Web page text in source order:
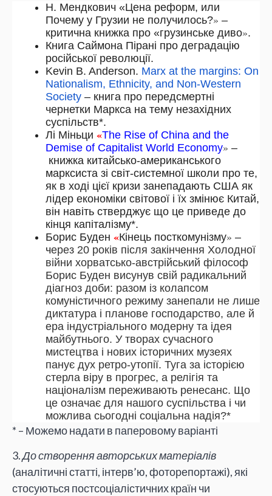
Н. Мендкович «Цена реформ, или
Почему у Грузии не получилось?» –
критична книжка про «грузинське диво».
Книга Саймона Пірані про деградацію
російської революції.
Kevin B. Anderson. Marx at the margins: On
Nationalism, Ethnicity, and Non-Western
Society – книга про передсмертні
чернетки Маркса на тему незахідних
суспільств*.
Лі Міньци «The Rise of China and the
Demise of Capitalist World Economy» –
книжка китайсько-американського
марксиста зі світ-системної школи про те,
як в ході цієї кризи занепадають США як
лідер економіки світової і їх змінює Китай,
він навіть стверджує що це приведе до
кінця капіталізму*.
Борис Буден «Кінець посткомунізму» –
через 20 років після закінчення Холодної
війни хорватсько-австрійський філософ
Борис Буден висунув свій радикальний
діагноз доби: разом із колапсом
комуністичного режиму занепали не лише
диктатура і планове господарство, але й
ера індустріального модерну та ідея
майбутнього. У творах сучасного
мистецтва і нових історичних музеях
панує дух ретро-утопії. Туга за історією
стерла віру в прогрес, а релігія та
націоналізм переживають ренесанс. Що
це означає для нашого суспільства і чи
можлива сьогодні соціальна надія?*
* – Можемо надати в паперовому варіанті
3.До створення авторських матеріалів
(аналітичні статті, інтерв’ю, фоторепортажі), які
стосуються постсоціалістичних країн чи